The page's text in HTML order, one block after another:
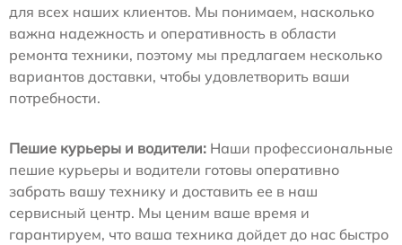
для всех наших клиентов. Мы понимаем, насколько
важна надежность и оперативность в области
ремонта техники, поэтому мы предлагаем несколько
вариантов доставки, чтобы удовлетворить ваши
потребности.
Пешие курьеры и водители: Наши профессиональные
пешие курьеры и водители готовы оперативно
забрать вашу технику и доставить ее в наш
сервисный центр. Мы ценим ваше время и
гарантируем, что ваша техника дойдет до нас быстро